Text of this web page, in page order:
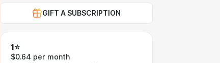
GIFT A SUBSCRIPTION
1⭐
$0.64 per month